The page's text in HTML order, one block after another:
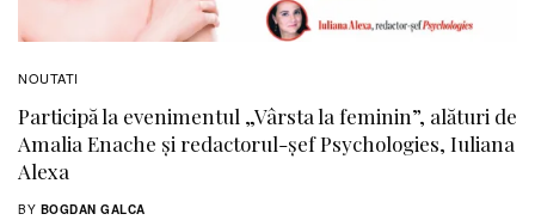
NOUTATI
Participă la evenimentul „Vârsta la feminin”, alături de
Amalia Enache și redactorul-șef Psychologies, Iuliana
Alexa
BY BOGDAN GALCA